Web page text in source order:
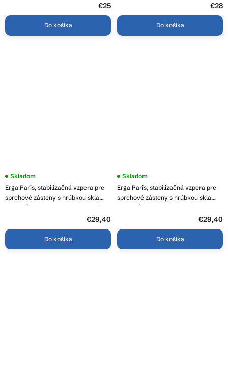
€25
Do košíka
€28
Do košíka
Erga Paris, stabilizačná vzpera pre
sprchové zásteny s hrúbkou skla
8mm, dĺžka max. 150cm, medená
matná, ERG-V02-PARIS-BAR-CO
Skladom
€29,40
Do košíka
Erga Paris, stabilizačná vzpera pre
sprchové zásteny s hrúbkou skla
8mm, dĺžka max. 150cm, biela
matná, ERG-V02-PARIS-BAR-WH
Skladom
€29,40
Do košíka